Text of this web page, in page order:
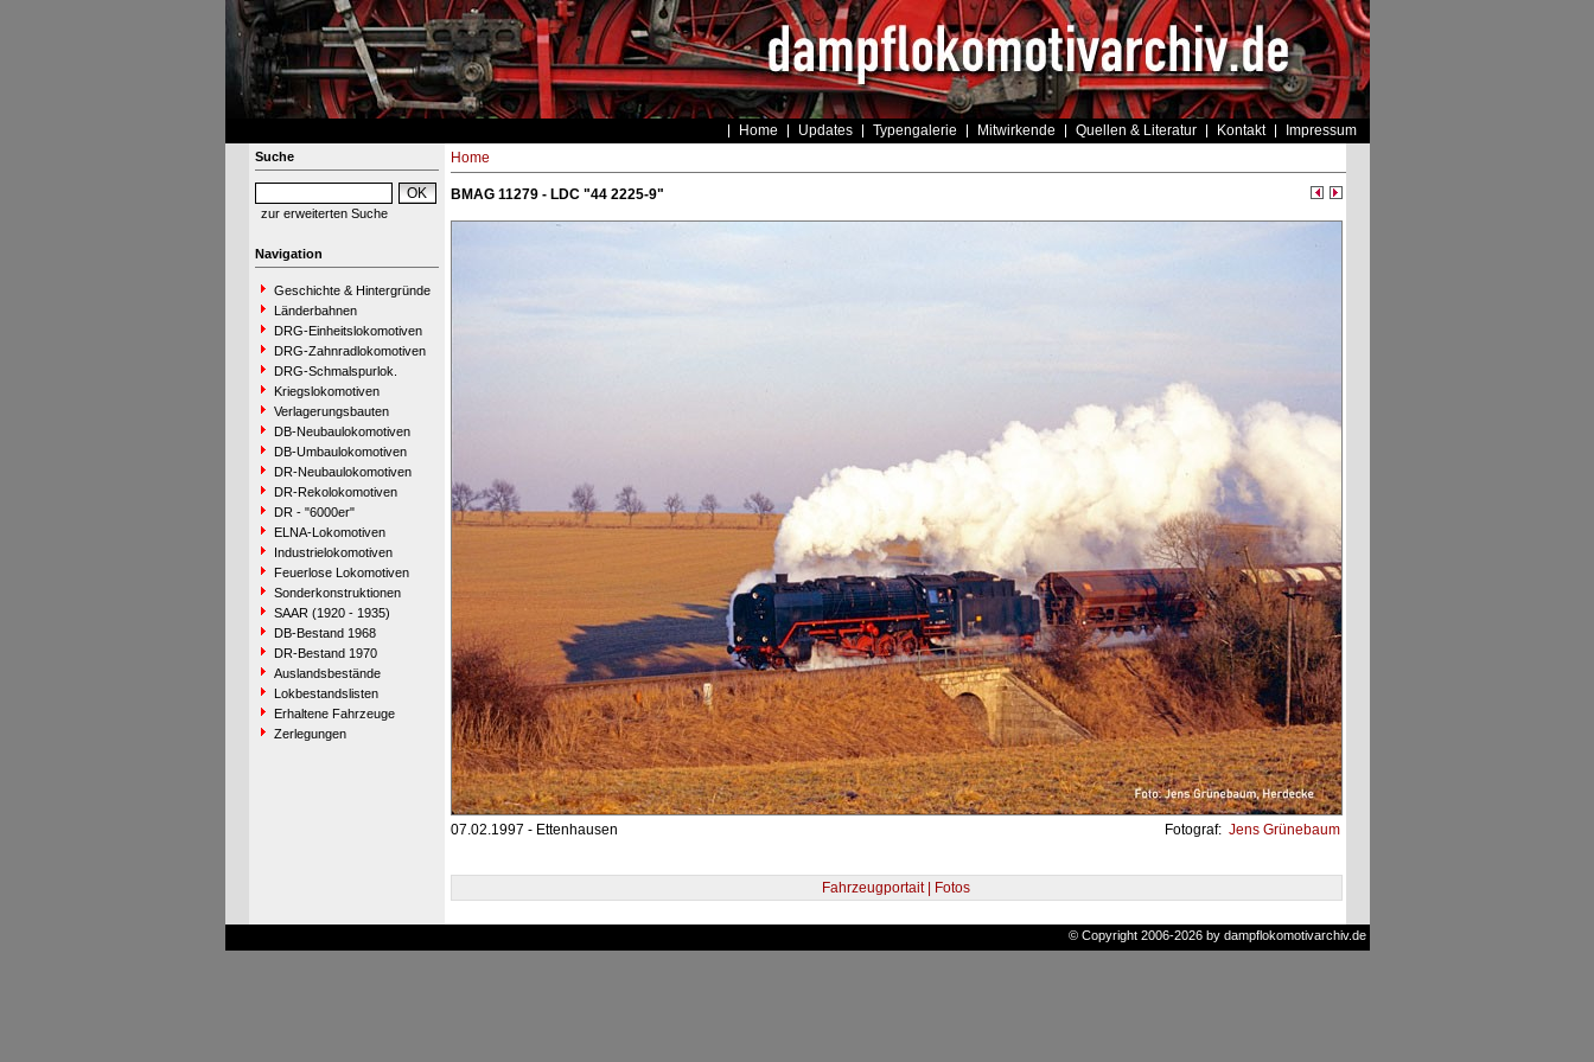
Home Updates Typengalerie Mitwirkende Quellen & Literatur Kontakt Impressum
Suche
zur erweiterten Suche
Navigation
Geschichte & Hintergründe
Länderbahnen
DRG-Einheitslokomotiven
DRG-Zahnradlokomotiven
DRG-Schmalspurlok.
Kriegslokomotiven
Verlagerungsbauten
DB-Neubaulokomotiven
DB-Umbaulokomotiven
DR-Neubaulokomotiven
DR-Rekolokomotiven
DR - "6000er"
ELNA-Lokomotiven
Industrielokomotiven
Feuerlose Lokomotiven
Sonderkonstruktionen
SAAR (1920 - 1935)
DB-Bestand 1968
DR-Bestand 1970
Auslandsbestände
Lokbestandslisten
Erhaltene Fahrzeuge
Zerlegungen
Home
BMAG 11279 - LDC "44 2225-9"
07.02.1997 - Ettenhausen Fotograf: Jens Grünebaum
Fahrzeugportait | Fotos
© Copyright 2006-2026 by dampflokomotivarchiv.de